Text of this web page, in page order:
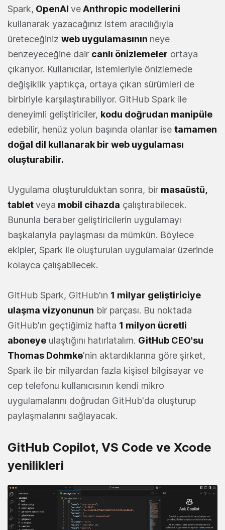
Spark, OpenAI veAnthropic modellerini
kullanarak yazacağınız istem aracılığıyla
üreteceğiniz web uygulamasının neye
benzeyeceğine dair canlı önizlemeler ortaya
çıkarıyor. Kullanıcılar, istemleriyle önizlemede
değişiklik yaptıkça, ortaya çıkan sürümleri de
birbiriyle karşılaştırabiliyor. GitHub Spark ile
deneyimli geliştiriciler, kodu doğrudan manipüle
edebilir, henüz yolun başında olanlar ise tamamen
doğal dil kullanarak bir web uygulaması
oluşturabilir.
Uygulama oluşturulduktan sonra, bir masaüstü,
tabletveya mobil cihazda çalıştırabilecek.
Bununla beraber geliştiricilerin uygulamayı
başkalarıyla paylaşması da mümkün. Böylece
ekipler, Spark ile oluşturulan uygulamalar üzerinde
kolayca çalışabilecek.
GitHub Spark, GitHub'ın 1 milyar geliştiriciye
ulaşma vizyonunun bir parçası. Bu noktada
GitHub'ın geçtiğimiz hafta 1 milyon ücretli
aboneye ulaştığını hatırlatalım. GitHub CEO'su
Thomas Dohmke'nin aktardıklarına göre şirket,
Spark ile bir milyardan fazla kişisel bilgisayar ve
cep telefonu kullanıcısının kendi mikro
uygulamalarını doğrudan GitHub'da oluşturup
paylaşmalarını sağlayacak.
GitHub Copilot, VS Code ve Xcode
yenilikleri